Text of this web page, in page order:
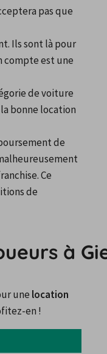
pas que
Ils sont là pour
compte est une
de voiture
bonne location
de
Ce
de
à
une location
en !